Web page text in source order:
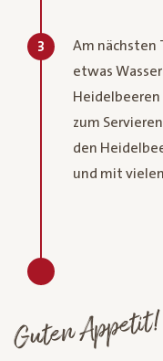
3
Am nächsten
etwas
zum
den
und mit
Guten Appetit!